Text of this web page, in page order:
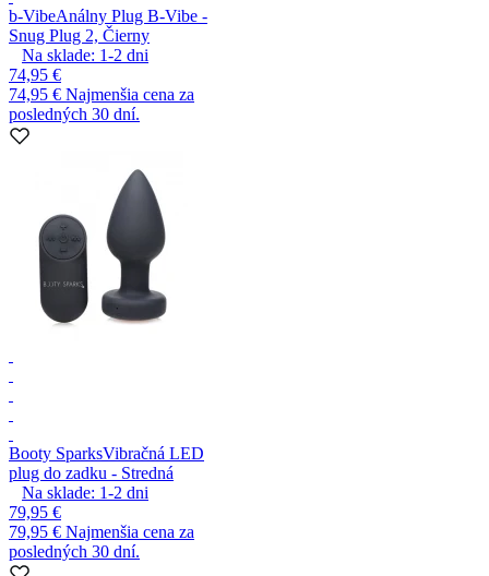
b-VibeAnálny Plug B-Vibe -
Snug Plug 2, Čierny
Na sklade: 1-2 dni
74,95 €
74,95 € Najmenšia cena za
posledných 30 dní.
Booty SparksVibračná LED
plug do zadku - Stredná
Na sklade: 1-2 dni
79,95 €
79,95 € Najmenšia cena za
posledných 30 dní.